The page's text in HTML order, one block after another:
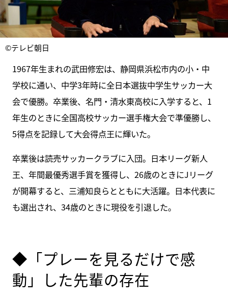
©テレビ朝日
1967年生まれの武田修宏は、静岡県浜松市内の小・中
学校に通い、中学3年時に全日本選抜中学生サッカー大
会で優勝。卒業後、名門・清水東高校に入学すると、1
年生のときに全国高校サッカー選手権大会で準優勝し、
5得点を記録して大会得点王に輝いた。
卒業後は読売サッカークラブに入団。日本リーグ新人
王、年間最優秀選手賞を獲得し、26歳のときにJリーグ
が開幕すると、三浦知良らとともに大活躍。日本代表に
も選出され、34歳のときに現役を引退した。
◆「プレーを見るだけで感
動」した先輩の存在